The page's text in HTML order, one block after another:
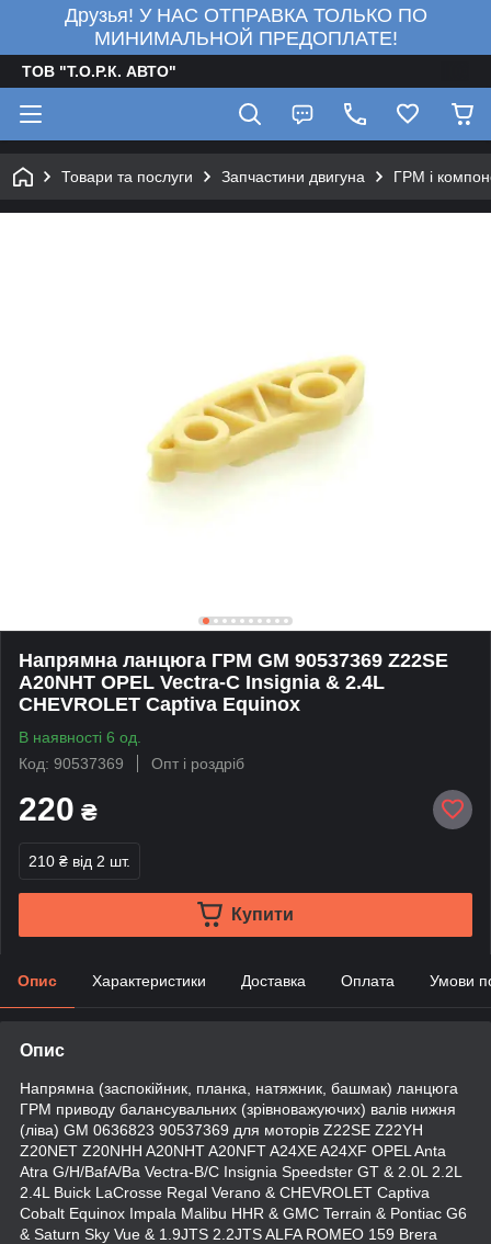
Друзья! У НАС ОТПРАВКА ТОЛЬКО ПО
МИНИМАЛЬНОЙ ПРЕДОПЛАТЕ!
ТОВ "Т.О.Р.К. АВТО"
Товари та послуги Запчастини двигуна ГРМ і
Напрямна ланцюга ГРМ GM 90537369 Z22SE
A20NHT OPEL Vectra-C Insignia & 2.4L
CHEVROLET Captiva Equinox
В наявності 6 од.
Код: 90537369
Опт і роздріб
220 ₴
210 ₴ від 2 шт.
Купити
Опис Характеристики Доставка Оплата Умови
Опис
Напрямна (заспокійник, планка, натяжник, башмак) ланцюга
ГРМ приводу балансувальних (зрівноважуючих) валів нижня
(ліва) GM 0636823 90537369 для моторів Z22SE Z22YH
Z20NET Z20NHH A20NHT A20NFT A24XE A24XF OPEL Anta
Atra G/H/BafA/Ba Vectra-B/C Insignia Speedster GT & 2.0L 2.2L
2.4L Buick LaCrosse Regal Verano & CHEVROLET Captiva
Cobalt Equinox Impala Malibu HHR & GMC Terrain & Pontiac G6
& Saturn Sky Vue & 1.9JTS 2.2JTS ALFA ROMEO 159 Brera